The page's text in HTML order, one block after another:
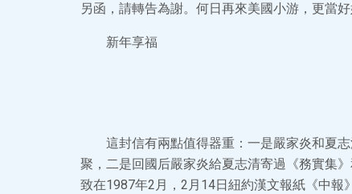
另函，請轉告為謝。何日再來美國小游，更當
新年享福
這封信有兩點值得器重：一是嚴家炎和夏
聚，二是回國后嚴家炎給夏志清寄過《務實集
致在1987年2月，2月14日紐約漢文報紙《中